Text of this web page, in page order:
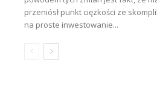
przeniósł punkt ciężkości ze
na proste inwestowanie...